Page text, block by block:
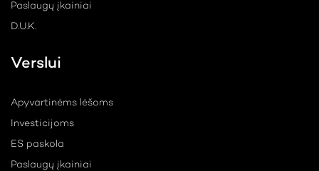
Paslaugų įkainiai
D.U.K.
Verslui
Apyvartinėms lėšoms
Investicijoms
ES paskola
Paslaugų įkainiai